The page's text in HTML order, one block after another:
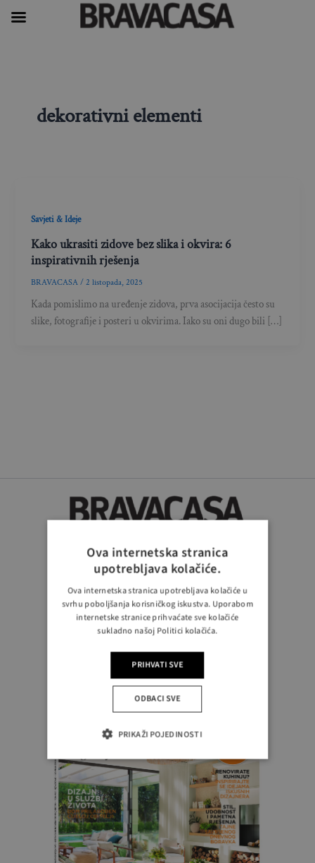
dekorativni elementi
Savjeti & Ideje
Kako ukrasiti zidove bez slika i okvira: 6
inspirativnih rješenja
BRAVACASA/2 listopada, 2025
Kada pomislimo na uređenje zidova, prva asocijacija često su
slike, fotografije i posteri u okvirima. Iako su oni dugo bili […]
PRATITE NAS
Ova internetska stranica
upotrebljava kolačiće.
Ova internetska stranica upotrebljava kolačiće u
svrhu poboljšanja korisničkog iskustva. Uporabom
internetske stranice prihvaćate sve kolačiće
sukladno našoj Politici kolačića.
PRIHVATI SVE
ODBACI SVE
PRIKAŽI POJEDINOSTI